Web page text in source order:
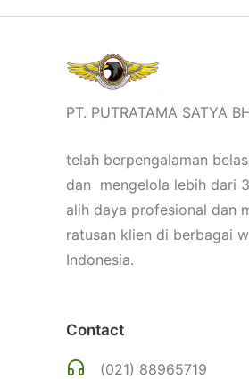
PT. PUTRATAMA SATYA
telah berpengalaman
dan mengelola lebih dari
alih daya profesional dan
ratusan klien di berbagai
Indonesia.
Contact
(021) 88965719